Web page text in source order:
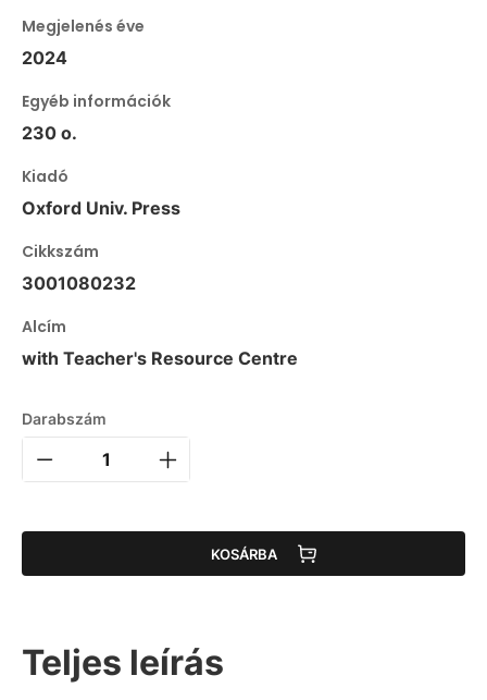
Megjelenés éve
2024
Egyéb információk
230 o.
Kiadó
Oxford Univ. Press
Cikkszám
3001080232
Alcím
with Teacher's Resource Centre
Darabszám
KOSÁRBA
Teljes leírás